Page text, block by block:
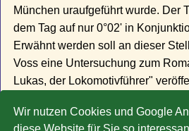
Wir nutzen Cookies und Google
diese Website für Sie so
München uraufgeführt wurde. Der
dem Tag auf nur 0°02' in
Erwähnt werden soll an dieser
Voss eine Untersuchung zum
Lukas, der Lokomotivführer"
Evolutionstheorie nachweisen